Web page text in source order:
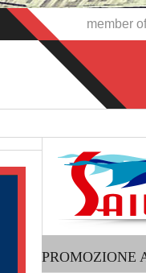
member
PROMOZIONE